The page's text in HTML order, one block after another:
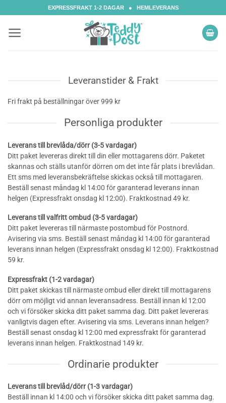
to
EXPRESSFRAKT 1-2 DAGAR ● HEMLEVERANS
Leveranstider & Frakt
Fri frakt på beställningar över 999 kr
Personliga produkter
Leverans till brevlåda/dörr (3-5 vardagar)
Ditt paket levereras direkt till din eller mottagarens dörr. Paketet
skannas och ställs utanför dörren om det inte får plats i brevlådan.
Ett sms med leveransbekräftelse skickas också till mottagaren.
Beställ senast måndag kl 14:00 för garanterad leverans innan
helgen (Expressfrakt onsdag kl 12:00). Fraktkostnad 49 kr.
Leverans till valfritt ombud (3-5 vardagar)
Ditt paket levereras till närmaste postombud för Postnord.
Avisering via sms. Beställ senast måndag kl 14:00 för garanterad
leverans innan helgen (Expressfrakt onsdag kl 12:00). Fraktkostnad
59 kr.
Expressfrakt (1-2 vardagar)
Ditt paket skickas till närmaste ombud eller direkt till mottagarens
dörr om möjligt vid annan leveransadress. Beställ innan kl 12:00
och vi försöker skicka ditt paket samma dag. Ditt paket levereras
vanligtvis dagen efter. Avisering via sms. Leverans innan helgen?
Beställ senast onsdag kl 12:00 med expressfrakt för garanterad
leverans innan helgen. Fraktkostnad 149 kr.
Ordinarie produkter
Leverans till brevlåd/dörr (1-3 vardagar)
Beställ innan kl 14:00 och vi försöker skicka ditt paket samma dag.